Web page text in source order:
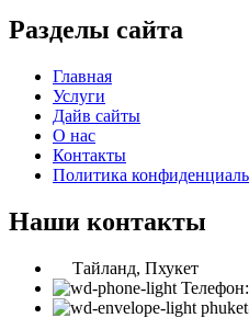
Разделы сайта
Главная
Услуги
Дайв сайты
О нас
Контакты
Политика
Наши контакты
Тайланд, Пхукет